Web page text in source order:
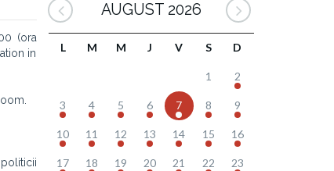
(ora
in
AUGUST 2026
L M M J V S D
1 2
3 4 5 6 7 8 9
10 11 12 13 14 15 16
17 18 19 20 21 22 23